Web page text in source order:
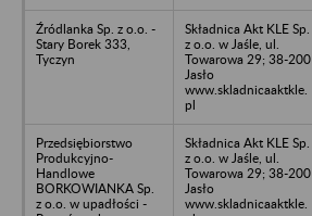
Źródlanka Sp. z o.o. -
Stary Borek 333,
Tyczyn
Składnica Akt KLE Sp.
z o.o. w Jaśle, ul.
Towarowa 29; 38-200
Jasło
www.skladnicaaktkle.
pl
Przedsiębiorstwo
Produkcyjno-
Handlowe
BORKOWIANKA Sp.
z o.o. w upadłości -
Składnica Akt KLE Sp.
z o.o. w Jaśle, ul.
Towarowa 29; 38-200
Jasło
www.skladnicaaktkle.